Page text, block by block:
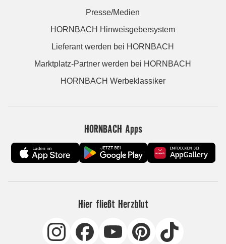
Presse/Medien
HORNBACH Hinweisgebersystem
Lieferant werden bei HORNBACH
Marktplatz-Partner werden bei HORNBACH
HORNBACH Werbeklassiker
HORNBACH Apps
Hier fließt Herzblut